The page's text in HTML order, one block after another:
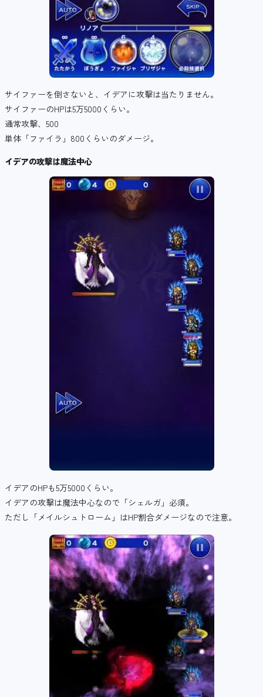
サイファーを倒さないと、イデアに攻撃は当たりません。
サイファーのHPは5万5000くらい。
通常攻撃、500
単体「ファイラ」800くらいのダメージ。
イデアの攻撃は魔法中心
イデアのHPも5万5000くらい。
イデアの攻撃は魔法中心なので「シェルガ」必須。
ただし「メイルシュトローム」はHP割合ダメージなので注意。